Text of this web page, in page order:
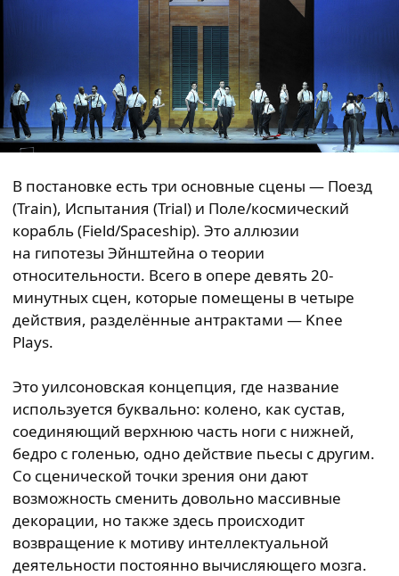
В постановке есть три основные сцены — Поезд
(Train), Испытания (Trial) и Поле/космический
корабль (Field/Spaceship). Это аллюзии
на гипотезы Эйнштейна о теории
относительности. Всего в опере девять 20-
минутных сцен, которые помещены в четыре
действия, разделённые антрактами — Knee
Plays.
Это уилсоновская концепция, где название
используется буквально: колено, как сустав,
соединяющий верхнюю часть ноги с нижней,
бедро с голенью, одно действие пьесы с другим.
Со сценической точки зрения они дают
возможность сменить довольно массивные
декорации, но также здесь происходит
возвращение к мотиву интеллектуальной
деятельности постоянно вычисляющего мозга.